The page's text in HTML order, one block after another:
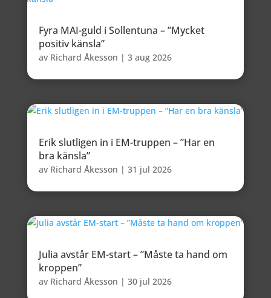
Fyra MAI-guld i Sollentuna – ”Mycket
positiv känsla”
av Richard Åkesson | 3 aug 2026
Erik slutligen in i EM-truppen – ”Har en
bra känsla”
av Richard Åkesson | 31 jul 2026
Julia avstår EM-start – ”Måste ta hand om
kroppen”
av Richard Åkesson | 30 jul 2026